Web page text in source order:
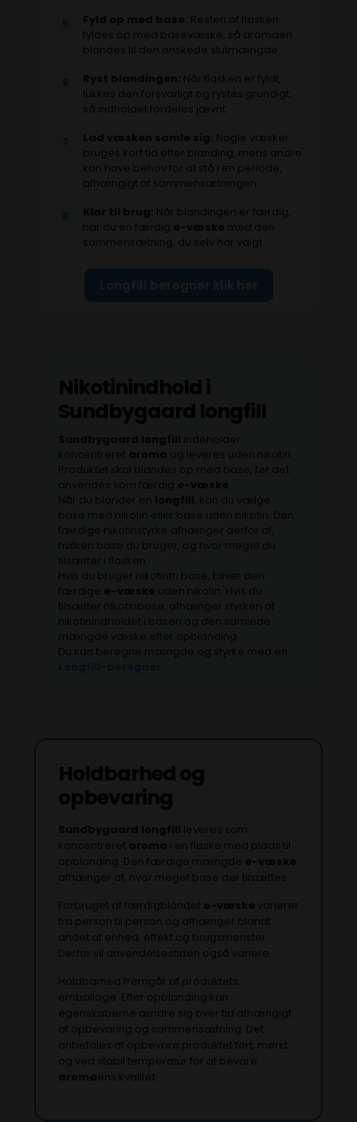
Fyld op med base: Resten af flasken
fyldes op med basevæske, så aromaen
blandes til den ønskede slutmængde.
Ryst blandingen: Når flasken er fyldt,
lukkes den forsvarligt og rystes grundigt,
så indholdet fordeles jævnt.
Lad væsken samle sig: Nogle væsker
bruges kort tid efter blanding, mens andre
kan have behov for at stå i en periode,
afhængigt af sammensætningen.
Klar til brug: Når blandingen er færdig,
har du en færdig e-væske med den
sammensætning, du selv har valgt.
Nikotinindhold i
Sundbygaard longfill
Sundbygaard longfill indeholder
koncentreret aroma og leveres uden nikotin.
Produktet skal blandes op med base, før det
anvendes som færdig e-væske
Når du blander en longfill , kan du vælge
base med nikotin eller base uden nikotin. Den
færdige nikotinstyrke afhænger derfor af,
hvilken base du bruger, og hvor meget du
tilsætter i flasken.
Hvis du bruger nikotinfri base, bliver den
færdige e-væske uden nikotin. Hvis du
tilsætter nikotinbase, afhænger styrken af
nikotinindholdet i basen og den samlede
mængde væske efter opblanding.
Du kan beregne mængde og styrke med en
Holdbarhed og
opbevaring
Sundbygaard longfill leveres som
koncentreret aroma i en flaske med plads til
opblanding. Den færdige mængde e-væske
afhænger af, hvor meget base der tilsættes.
Forbruget af færdigblandet e-væske varierer
fra person til person og afhænger blandt
andet af enhed, effekt og brugsmønster.
Derfor vil anvendelsestiden også variere.
Holdbarhed fremgår af produktets
emballage. Efter opblanding kan
egenskaberne ændre sig over tid afhængigt
af opbevaring og sammensætning. Det
anbefales at opbevare produktet tørt, mørkt
og ved stabil temperatur for at bevare
aromaens kvalitet.